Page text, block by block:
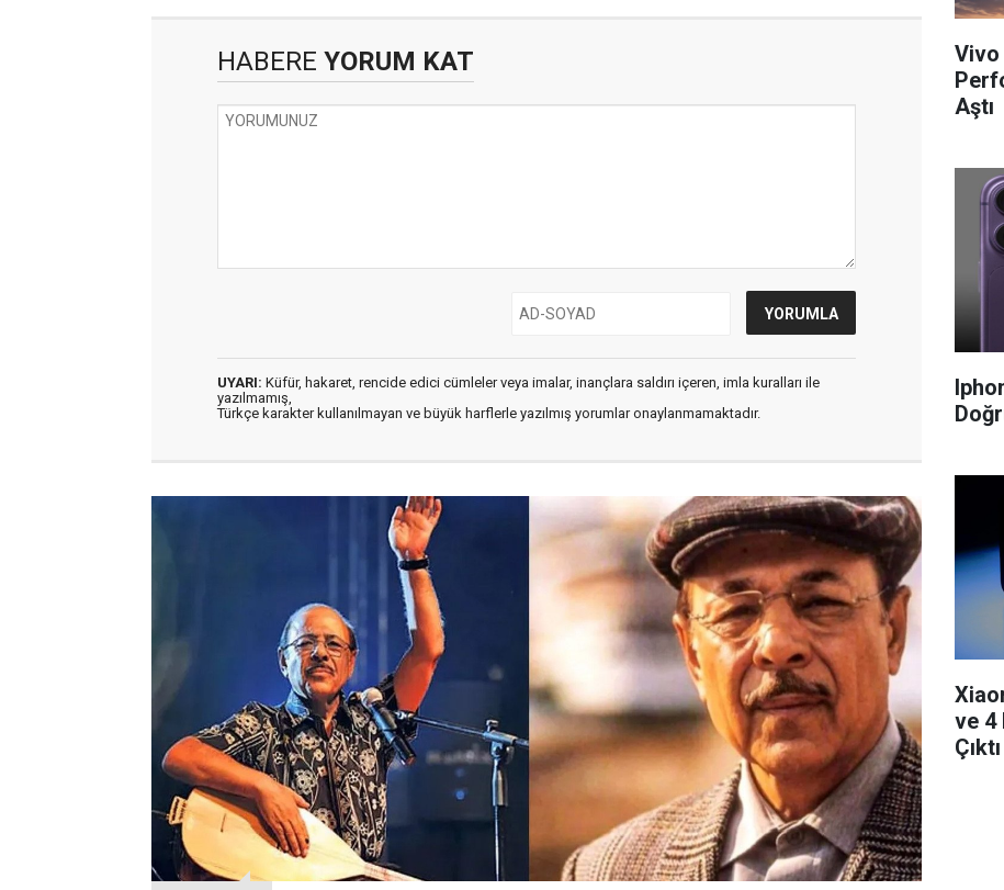
HABERE YORUM KAT
UYARI: Küfür, hakaret, rencide edici cümleler veya imalar, inançlara saldırı içeren, imla kuralları ile
yazılmamış,
Türkçe karakter kullanılmayan ve büyük harflerle yazılmış yorumlar onaylanmamaktadır.
Vivo
Aştı
ve 4
Çıktı